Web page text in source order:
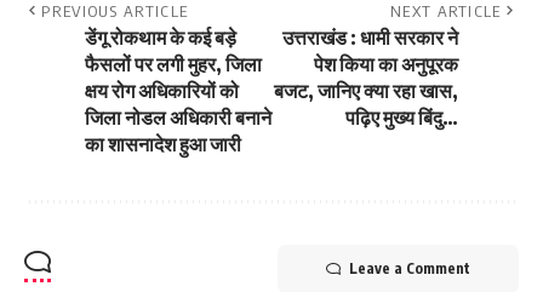
PREVIOUS ARTICLE
डेंगू रोकथाम के कई बड़े
फैसलों पर लगी मुहर, जिला
क्षय रोग अधिकारियों को
जिला नोडल अधिकारी बनाने
का शासनादेश हुआ जारी
NEXT ARTICLE
उत्तराखंड : धामी सरकार ने
पेश किया का अनुपूरक
बजट, जानिए क्या रहा खास,
पढ़िए मुख्य बिंदु…
Leave a Comment